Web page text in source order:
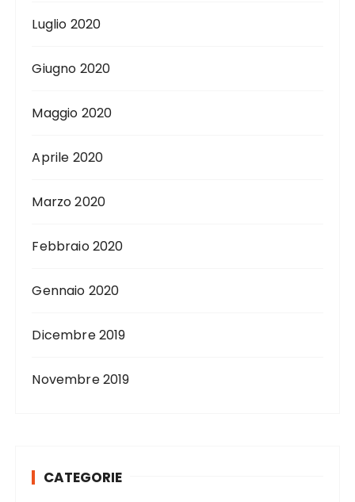
Luglio 2020
Giugno 2020
Maggio 2020
Aprile 2020
Marzo 2020
Febbraio 2020
Gennaio 2020
Dicembre 2019
Novembre 2019
CATEGORIE